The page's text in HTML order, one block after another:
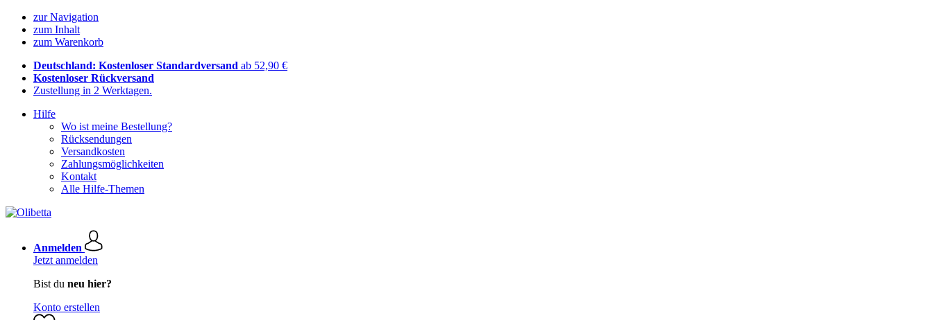
zur Navigation
zum Inhalt
zum Warenkorb
Deutschland: Kostenloser Standardversand ab 52,90 €
Kostenloser Rückversand
Zustellung in 2 Werktagen.
Hilfe
Wo ist meine Bestellung?
Rücksendungen
Versandkosten
Zahlungsmöglichkeiten
Kontakt
Alle Hilfe-Themen
Anmelden
Jetzt anmelden
Bist du neu hier?
Konto erstellen